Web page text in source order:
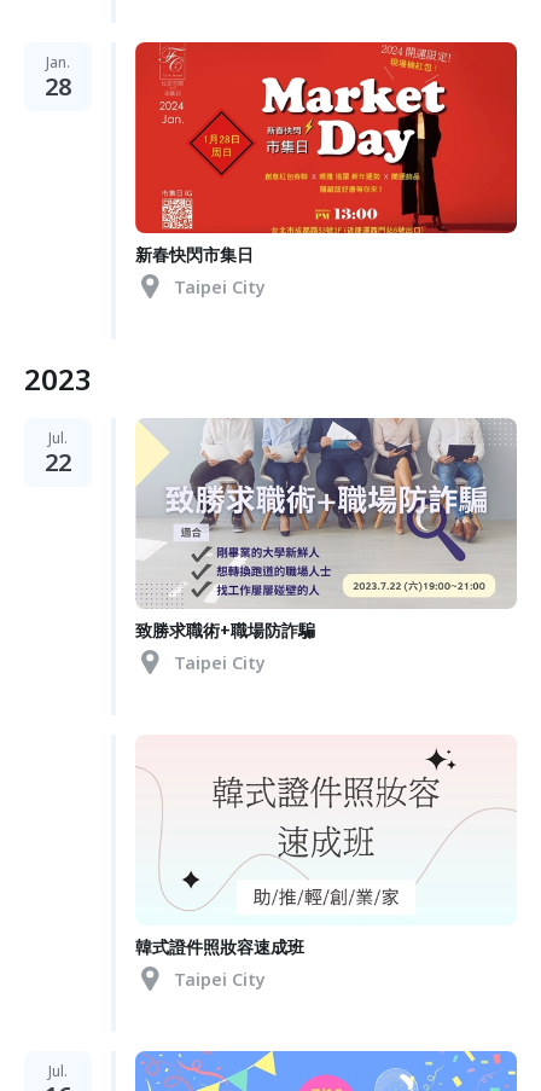
Jan.
28
新春快閃市集日
Taipei City
2023
Jul.
22
致勝求職術+職場防詐騙
Taipei City
韓式證件照妝容速成班
Taipei City
Jul.